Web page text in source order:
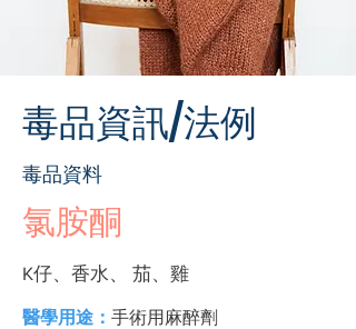
​毒品資訊/法例
毒品資料
氯胺酮
K仔、香水、 茄、雞
醫學用途： 手術用麻醉劑